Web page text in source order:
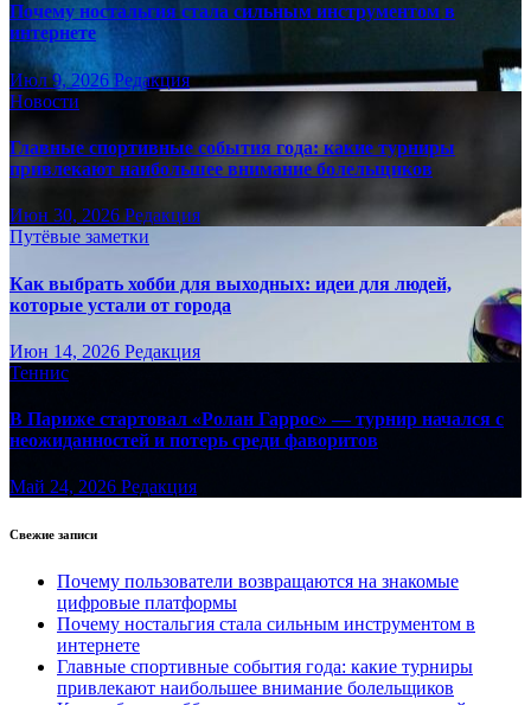
Почему ностальгия стала сильным инструментом в
интернете
Июл 9, 2026 Редакция
Новости
Главные спортивные события года: какие турниры
привлекают наибольшее внимание болельщиков
Июн 30, 2026 Редакция
Путёвые заметки
Как выбрать хобби для выходных: идеи для людей,
которые устали от города
Июн 14, 2026 Редакция
Теннис
В Париже стартовал «Ролан Гаррос» — турнир начался с
неожиданностей и потерь среди фаворитов
Май 24, 2026 Редакция
Свежие записи
Почему пользователи возвращаются на знакомые
цифровые платформы
Почему ностальгия стала сильным инструментом в
интернете
Главные спортивные события года: какие турниры
привлекают наибольшее внимание болельщиков